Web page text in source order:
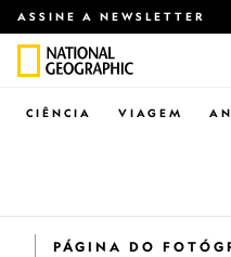
ASSINE A NEWSLETTER
CIÊNCIA VIAGEM
PÁGINA DO